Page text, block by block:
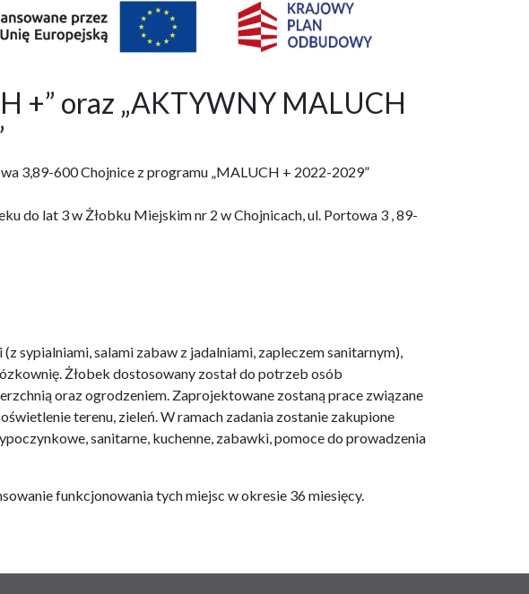
+” oraz „AKTYWNY MALUCH
3,89-600 Chojnice z programu „MALUCH + 2022-2029”
do lat 3 w Żłobku Miejskim nr 2 w Chojnicach, ul. Portowa 3 , 89-
sypialniami, salami zabaw z jadalniami, zapleczem sanitarnym),
Żłobek dostosowany został do potrzeb osób
oraz ogrodzeniem. Zaprojektowane zostaną prace związane
terenu, zieleń. W ramach zadania zostanie zakupione
sanitarne, kuchenne, zabawki, pomoce do prowadzenia
funkcjonowania tych miejsc w okresie 36 miesięcy.